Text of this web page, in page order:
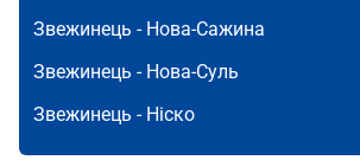
Звежинець - Нова-Сажина
Звежинець - Нова-Суль
Звежинець - Ніско